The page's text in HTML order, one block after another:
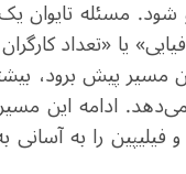
شود. مسئله
یا «تعداد
مسیر پیش
ادامه این
را به